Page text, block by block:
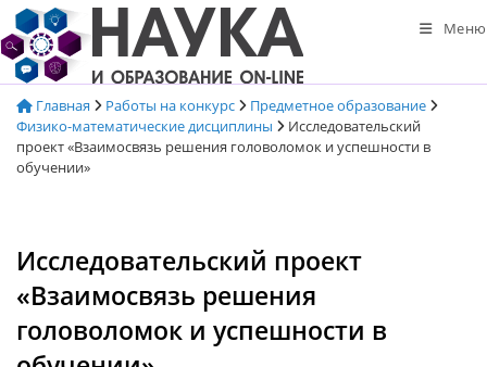
Перейти
к
содержимому
Меню
Главная Работы на конкурс
Предметное образование
Физико-математические дисциплины
Исследовательский
проект «Взаимосвязь решения головоломок и успешности в
обучении»
Исследовательский проект
«Взаимосвязь решения
головоломок и успешности в